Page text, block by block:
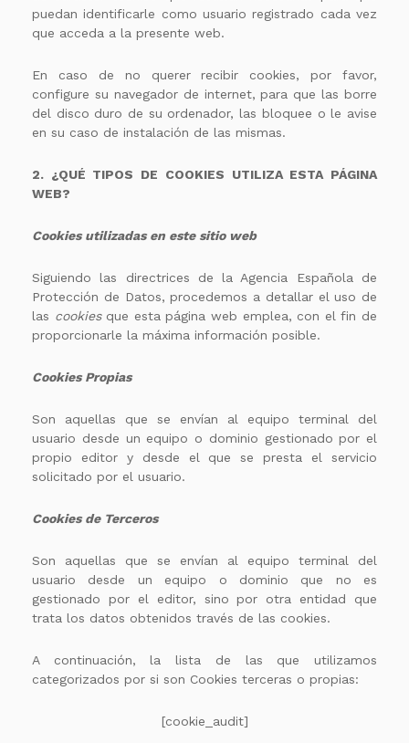
puedan identificarle como usuario registrado cada vez
que acceda a la presente web.
En caso de no querer recibir cookies, por favor,
configure su navegador de internet, para que las borre
del disco duro de su ordenador, las bloquee o le avise
en su caso de instalación de las mismas.
2. ¿QUÉ TIPOS DE COOKIES UTILIZA ESTA PÁGINA
WEB?
Cookies utilizadas en este sitio web
Siguiendo las directrices de la Agencia Española de
Protección de Datos, procedemos a detallar el uso de
las cookiesque esta página web emplea, con el fin de
proporcionarle la máxima información posible.
Cookies Propias
Son aquellas que se envían al equipo terminal del
usuario desde un equipo o dominio gestionado por el
propio editor y desde el que se presta el servicio
solicitado por el usuario.
Cookies de Terceros
Son aquellas que se envían al equipo terminal del
usuario desde un equipo o dominio que no es
gestionado por el editor, sino por otra entidad que
trata los datos obtenidos través de las cookies.
A continuación, la lista de las que utilizamos
categorizados por si son Cookies terceras o propias:
[cookie_audit]